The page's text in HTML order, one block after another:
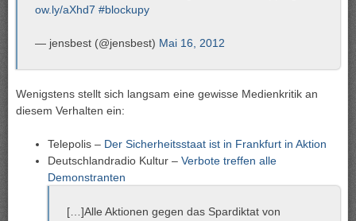
ow.ly/aXhd7 #blockupy
— jensbest (@jensbest) Mai 16, 2012
Wenigstens stellt sich langsam eine gewisse Medienkritik an
diesem Verhalten ein:
Telepolis – Der Sicherheitsstaat ist in Frankfurt in Aktion
Deutschlandradio Kultur – Verbote treffen alle
Demonstranten
[…]Alle Aktionen gegen das Spardiktat von